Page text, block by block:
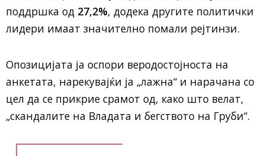
поддршка од 27,2%, додека другите политички
лидери имаат значително помали рејтинзи.
Опозицијата ја оспори веродостојноста на
анкетата, нарекувајќи ја „лажна“ и нарачана со
цел да се прикрие срамот од, како што велат,
„скандалите на Владата и бегството на Груби“.